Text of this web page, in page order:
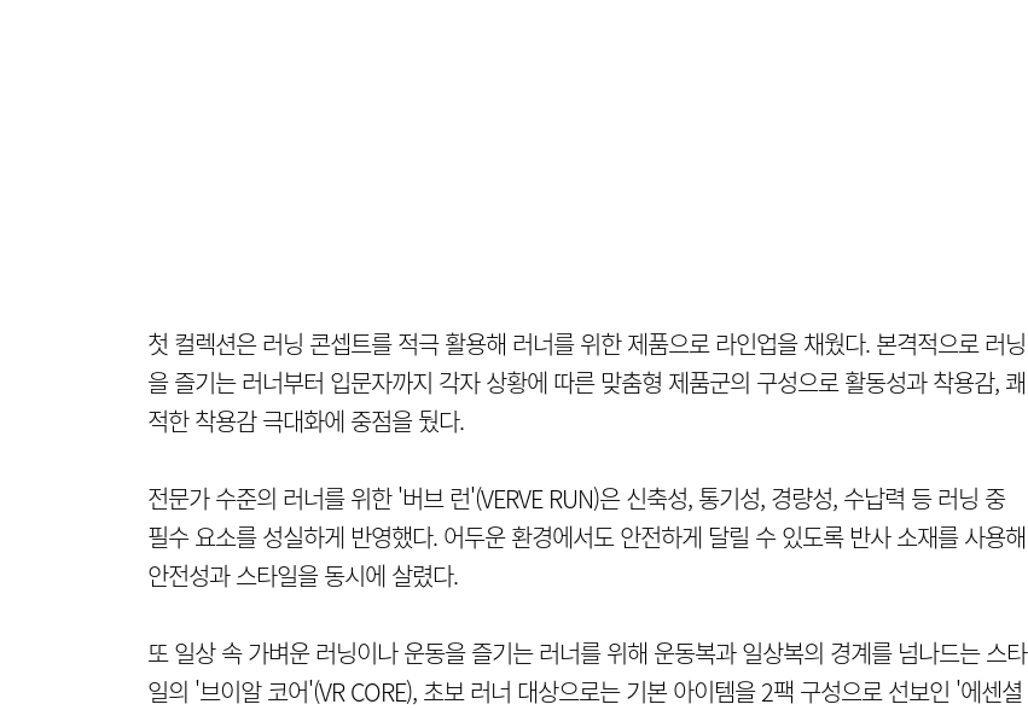
첫 컬렉션은 러닝 콘셉트를 적극 활용해 러너를 위한 제품으로 라인업을 채웠다. 본격적으로 러닝
을 즐기는 러너부터 입문자까지 각자 상황에 따른 맞춤형 제품군의 구성으로 활동성과 착용감, 쾌
적한 착용감 극대화에 중점을 뒀다.
전문가 수준의 러너를 위한 '버브 런'(VERVE RUN)은 신축성, 통기성, 경량성, 수납력 등 러닝 중
필수 요소를 성실하게 반영했다. 어두운 환경에서도 안전하게 달릴 수 있도록 반사 소재를 사용해
안전성과 스타일을 동시에 살렸다.
또 일상 속 가벼운 러닝이나 운동을 즐기는 러너를 위해 운동복과 일상복의 경계를 넘나드는 스타
일의 '브이알 코어'(VR CORE), 초보 러너 대상으로는 기본 아이템을 2팩 구성으로 선보인 '에센셜